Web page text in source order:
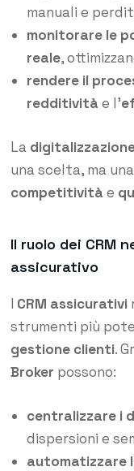
manuali e
monitorare le
reale,
rendere il
redditività e l’
La
una scelta, ma una
competitività e
Il ruolo dei CRM
assicurativo
I CRM assicurativi
strumenti più
gestione clienti.
Broker possono:
centralizzare i
dispersioni e
automatizzare